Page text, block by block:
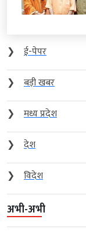
❯
ई-पेपर
❯
बड़ी खबर
❯
मध्य प्रदेश
❯
देश
❯
विदेश
अभी-अभी